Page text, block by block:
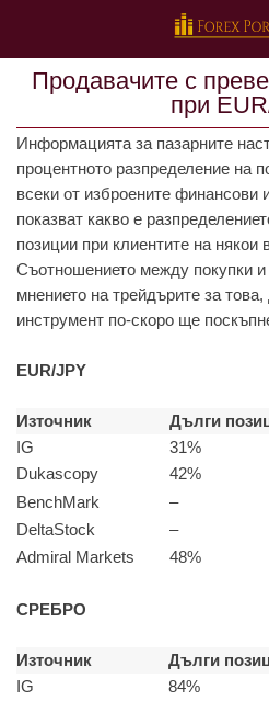
Продавачите с
при
Информацията за пазарните
процентното разпределение на
всеки от изброените финансови
показват какво е
позиции при клиентите на
Съотношението между покупки
мнението на трейдърите за
инструмент по-скоро ще
EUR/JPY
Източник Дълги
IG
31%
Dukascopy
42%
BenchMark
–
DeltaStock
–
Admiral Markets
48%
СРЕБРО
Източник Дълги
IG
84%